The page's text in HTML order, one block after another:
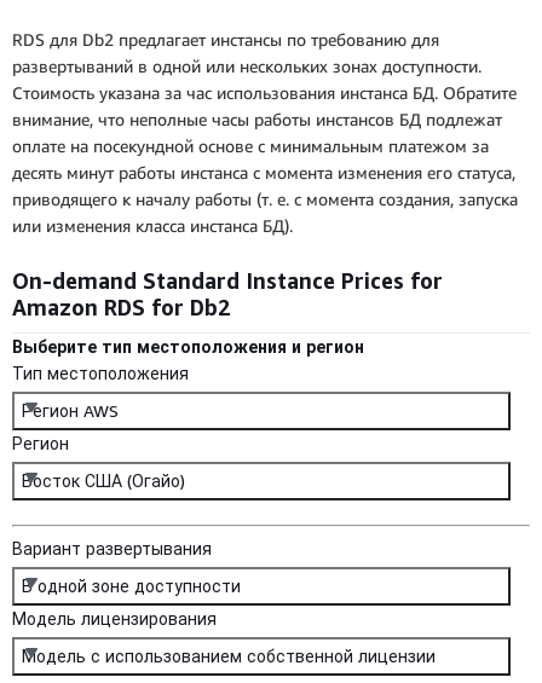
RDS для Db2 предлагает инстансы по требованию для
развертываний в одной или нескольких зонах доступности.
Стоимость указана за час использования инстанса БД. Обратите
внимание, что неполные часы работы инстансов БД подлежат
оплате на посекундной основе с минимальным платежом за
десять минут работы инстанса с момента изменения его статуса,
приводящего к началу работы (т. е. с момента создания, запуска
или изменения класса инстанса БД).